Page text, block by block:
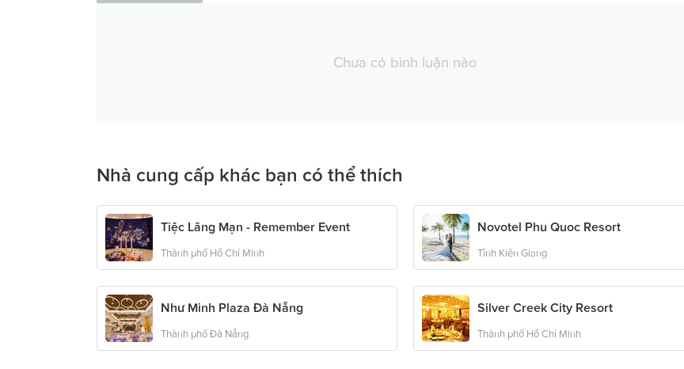
Chưa có bình luận nào
Nhà cung cấp khác bạn có thể thích
Tiệc Lãng Mạn - Remember Event
Thành phố Hồ Chí Minh
Novotel Phu Quoc Resort
Tỉnh Kiên Giang
Như Minh Plaza Đà Nẵng
Thành phố Đà Nẵng
Silver Creek City Resort
Thành phố Hồ Chí Minh